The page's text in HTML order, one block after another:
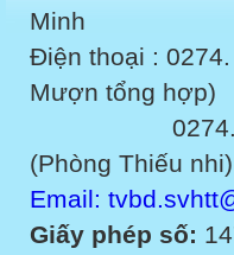
Minh
Điện thoại :
Mượn tổng hợp)
0274.
(Phòng Thiếu nhi)
Email:
Giấy phép số: